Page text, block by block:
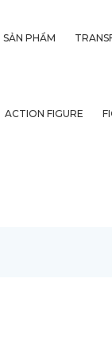
SẢN PHẨM
ACTION FIGURE